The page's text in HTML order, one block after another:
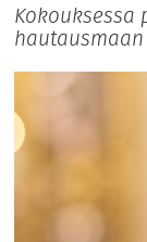
Kokouksessa